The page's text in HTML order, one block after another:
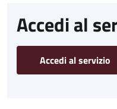
Accedi al
Accedi al servizio